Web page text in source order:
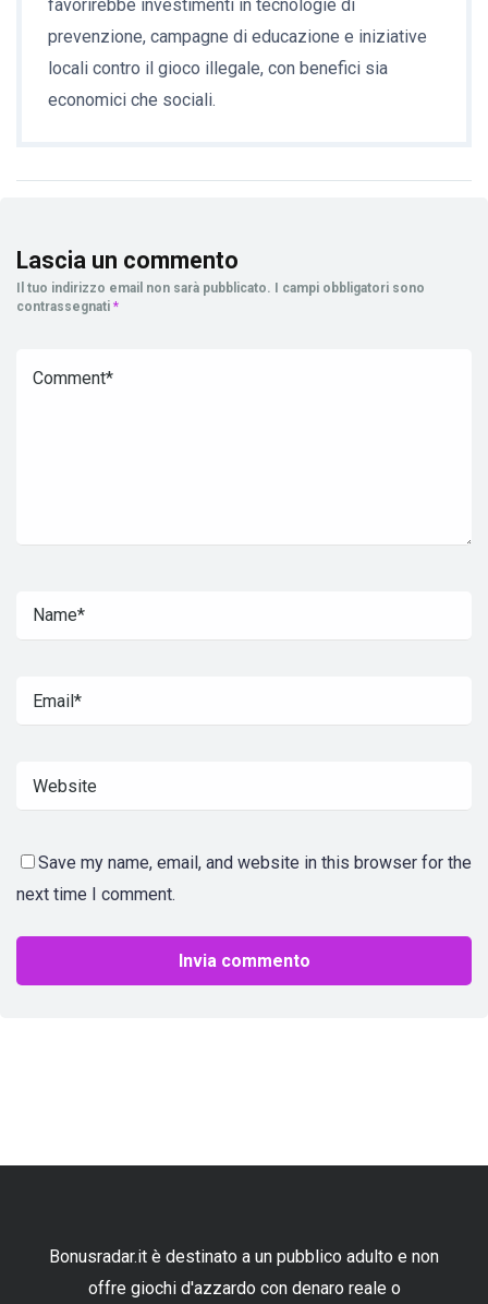
favorirebbe investimenti in tecnologie di
prevenzione, campagne di educazione e iniziative
locali contro il gioco illegale, con benefici sia
economici che sociali.
Lascia un commento
Il tuo indirizzo email non sarà pubblicato. I campi obbligatori sono
contrassegnati *
Save my name, email, and website in this browser for the
next time I comment.
Bonusradar.it è destinato a un pubblico adulto e non
offre giochi d'azzardo con denaro reale o